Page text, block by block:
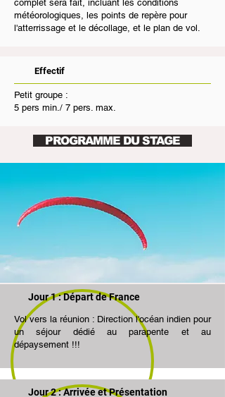
complet sera fait, incluant les conditions
météorologiques, les points de repère pour
l'atterrissage et le décollage, et le plan de vol.
Effectif
Petit groupe :
5 pers min./ 7 pers. max.
PROGRAMME DU STAGE
Jour 1 : Départ de France
Vol vers la réunion : Direction l'océan indien pour
un séjour dédié au parapente et au
dépaysement !!!
Jour 2 : Arrivée et Présentation